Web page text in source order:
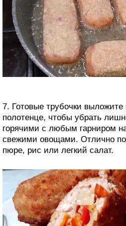
7. Готовые трубочки
полотенце, чтобы убрать
горячими с любым гарниром
свежими овощами. Отлично
пюре, рис или легкий салат.